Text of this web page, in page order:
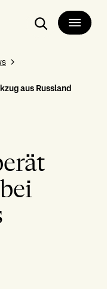
Suchen
aus Russland